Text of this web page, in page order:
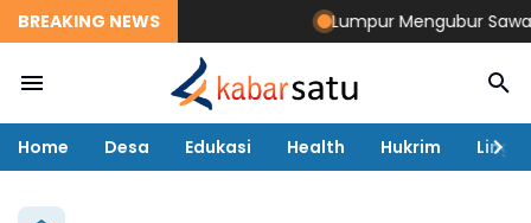
BREAKING NEWS Lumpur Mengubur Sawah
Home Desa Edukasi Health Hukrim